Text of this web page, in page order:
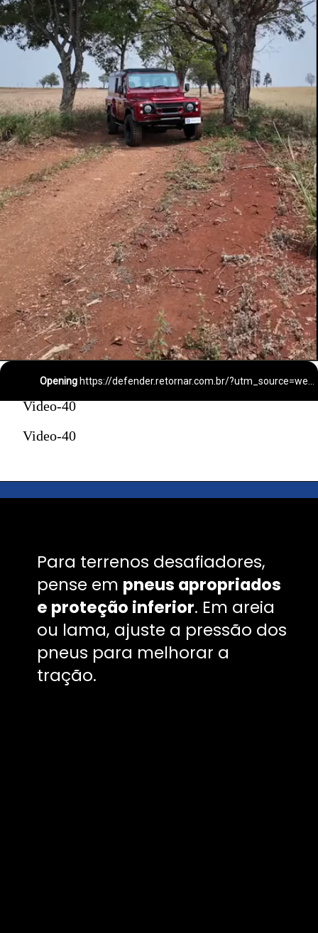
Opening
Video-40
Video-40
Para terrenos desafiadores,
pense em pneus apropriados
e proteção inferior. Em areia
ou lama, ajuste a pressão dos
pneus para melhorar a
tração.